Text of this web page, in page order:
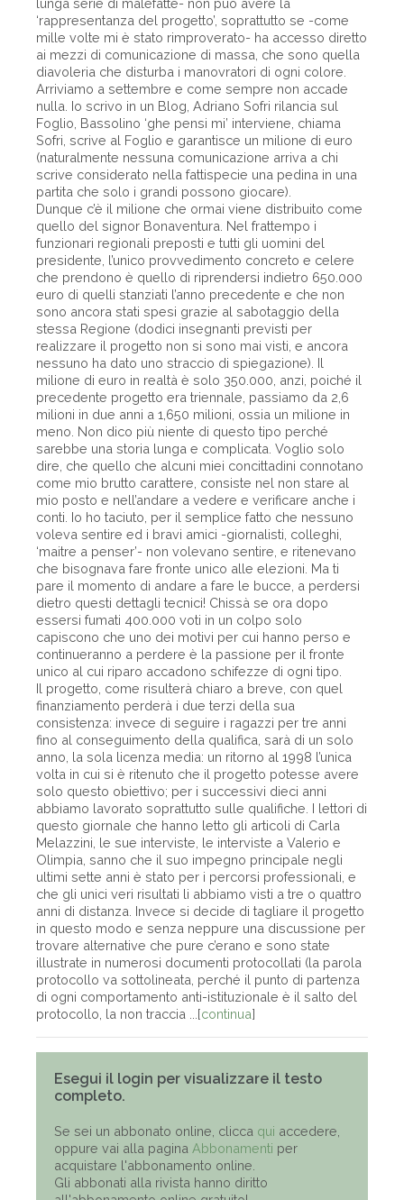
lunga serie di malefatte- non può avere la
‘rappresentanza del progetto’, soprattutto se -come
mille volte mi è stato rimproverato- ha accesso diretto
ai mezzi di comunicazione di massa, che sono quella
diavoleria che disturba i manovratori di ogni colore.
Arriviamo a settembre e come sempre non accade
nulla. Io scrivo in un Blog, Adriano Sofri rilancia sul
Foglio, Bassolino ‘ghe pensi mi’ interviene, chiama
Sofri, scrive al Foglio e garantisce un milione di euro
(naturalmente nessuna comunicazione arriva a chi
scrive considerato nella fattispecie una pedina in una
partita che solo i grandi possono giocare).
Dunque c’è il milione che ormai viene distribuito come
quello del signor Bonaventura. Nel frattempo i
funzionari regionali preposti e tutti gli uomini del
presidente, l’unico provvedimento concreto e celere
che prendono è quello di riprendersi indietro 650.000
euro di quelli stanziati l’anno precedente e che non
sono ancora stati spesi grazie al sabotaggio della
stessa Regione (dodici insegnanti previsti per
realizzare il progetto non si sono mai visti, e ancora
nessuno ha dato uno straccio di spiegazione). Il
milione di euro in realtà è solo 350.000, anzi, poiché il
precedente progetto era triennale, passiamo da 2,6
milioni in due anni a 1,650 milioni, ossia un milione in
meno. Non dico più niente di questo tipo perché
sarebbe una storia lunga e complicata. Voglio solo
dire, che quello che alcuni miei concittadini connotano
come mio brutto carattere, consiste nel non stare al
mio posto e nell’andare a vedere e verificare anche i
conti. Io ho taciuto, per il semplice fatto che nessuno
voleva sentire ed i bravi amici -giornalisti, colleghi,
‘maitre a penser’- non volevano sentire, e ritenevano
che bisognava fare fronte unico alle elezioni. Ma ti
pare il momento di andare a fare le bucce, a perdersi
dietro questi dettagli tecnici! Chissà se ora dopo
essersi fumati 400.000 voti in un colpo solo
capiscono che uno dei motivi per cui hanno perso e
continueranno a perdere è la passione per il fronte
unico al cui riparo accadono schifezze di ogni tipo.
Il progetto, come risulterà chiaro a breve, con quel
finanziamento perderà i due terzi della sua
consistenza: invece di seguire i ragazzi per tre anni
fino al conseguimento della qualifica, sarà di un solo
anno, la sola licenza media: un ritorno al 1998 l’unica
volta in cui si è ritenuto che il progetto potesse avere
solo questo obiettivo; per i successivi dieci anni
abbiamo lavorato soprattutto sulle qualifiche. I lettori di
questo giornale che hanno letto gli articoli di Carla
Melazzini, le sue interviste, le interviste a Valerio e
Olimpia, sanno che il suo impegno principale negli
ultimi sette anni è stato per i percorsi professionali, e
che gli unici veri risultati li abbiamo visti a tre o quattro
anni di distanza. Invece si decide di tagliare il progetto
in questo modo e senza neppure una discussione per
trovare alternative che pure c’erano e sono state
illustrate in numerosi documenti protocollati (la parola
protocollo va sottolineata, perché il punto di partenza
di ogni comportamento anti-istituzionale è il salto del
protocollo, la non traccia ...[continua]
Esegui il login per visualizzare il testo
completo.
Se sei un abbonato online, clicca qui accedere,
oppure vai alla pagina Abbonamenti per
acquistare l'abbonamento online.
Gli abbonati alla rivista hanno diritto